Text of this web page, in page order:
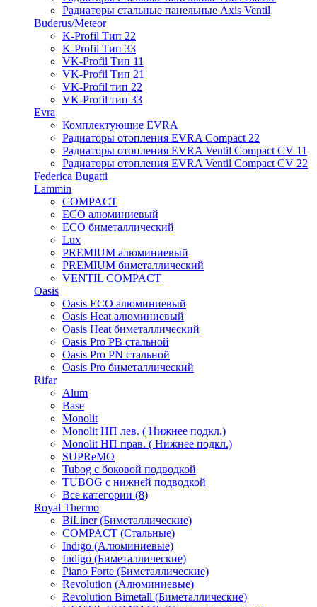
Радиаторы стальные панельные Axis Ventil
Buderus/Meteor
K-Profil Тип 22
K-Profil Тип 33
VK-Profil Тип 11
VK-Profil Тип 21
VK-Profil тип 22
VK-Profil тип 33
Evra
Комплектующие EVRA
Радиаторы отопления EVRA Compact 22
Радиаторы отопления EVRA Ventil Compact CV 11
Радиаторы отопления EVRA Ventil Compact CV 22
Federica Bugatti
Lammin
COMPACT
ECO алюминиевый
ECO биметаллический
Lux
PREMIUM алюминиевый
PREMIUM биметаллический
VENTIL COMPACT
Oasis
Oasis ECO алюминиевый
Oasis Heat алюминиевый
Oasis Heat биметаллический
Oasis Pro PB стальной
Oasis Pro PN стальной
Oasis Pro биметаллический
Rifar
Alum
Base
Monolit
Monolit НП лев. ( Нижнее подкл.)
Monolit НП прав. ( Нижнее подкл.)
SUPReMO
Tubog с боковой подводкой
TUBOG с нижней подводкой
Все категории (8)
Royal Thermo
BiLiner (Биметаллические)
COMPACT (Стальные)
Indigo (Алюминиевые)
Indigo (Биметаллические)
Piano Forte (Биметаллические)
Revolution (Алюминиевые)
Revolution Bimetall (Биметаллические)